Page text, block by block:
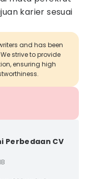
karier sesuai
and has been
strive to provide
ensuring high
Perbedaan CV